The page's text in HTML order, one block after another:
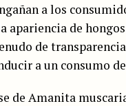
a los
apariencia de
de
a un consumo
de Amanita